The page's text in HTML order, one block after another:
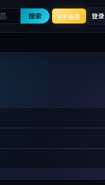
搜索 VIP会员 登录